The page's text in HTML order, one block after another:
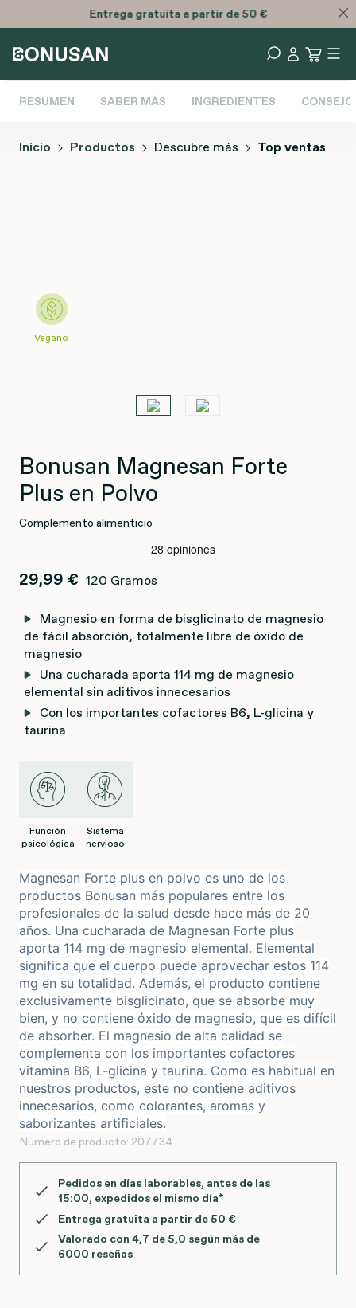
Entrega gratuita a partir de 50 €
RESUMEN SABER MÁS INGREDIENTES
Inicio Productos Descubre más Top ventas
Vegano
Bonusan Magnesan Forte
Plus en Polvo
Complemento alimenticio
29,99 € 120 Gramos
Magnesio en forma de bisglicinato de magnesio
de fácil absorción, totalmente libre de óxido de
magnesio
Una cucharada aporta 114 mg de magnesio
elemental sin aditivos innecesarios
Con los importantes cofactores B6, L-glicina y
taurina
Función
psicológica
Sistema
nervioso
Magnesan Forte plus en polvo es uno de los
productos Bonusan más populares entre los
profesionales de la salud desde hace más de 20
años. Una cucharada de Magnesan Forte plus
aporta 114 mg de magnesio elemental. Elemental
significa que el cuerpo puede aprovechar estos 114
mg en su totalidad. Además, el producto contiene
exclusivamente bisglicinato, que se absorbe muy
bien, y no contiene óxido de magnesio, que es difícil
de absorber. El magnesio de alta calidad se
complementa con los importantes cofactores
vitamina B6, L-glicina y taurina. Como es habitual en
nuestros productos, este no contiene aditivos
innecesarios, como colorantes, aromas y
saborizantes artificiales.
Número de producto: 207734
Pedidos en días laborables, antes de las
15:00, expedidos el mismo día*
Entrega gratuita a partir de 50 €
Valorado con 4,7 de 5,0 según más de
6000 reseñas